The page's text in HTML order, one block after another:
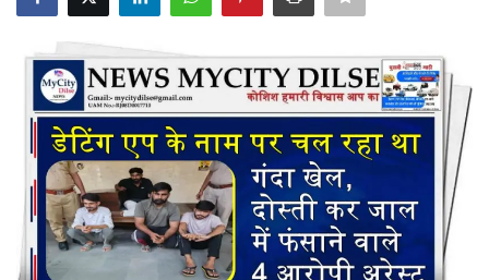
बिजनेस
टेक ज्ञान
Language
English Hindi